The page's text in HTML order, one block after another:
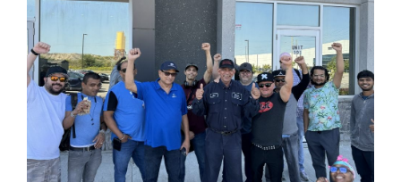
Main
Image
Image